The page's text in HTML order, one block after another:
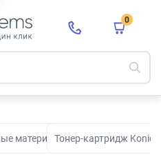
0
сканирования и
материалы для принтеров и
Тонер-картридж